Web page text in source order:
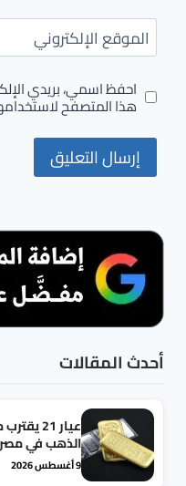
الموقع الإلكتروني
احفظ اسمي، بريدي
هذا المتصفح
أحدث المقالات
الذهب في مصر
9 أغسطس 2026